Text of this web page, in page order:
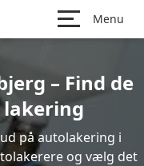
Menu
– Find de
lakering
på autolakering i
og vælg det